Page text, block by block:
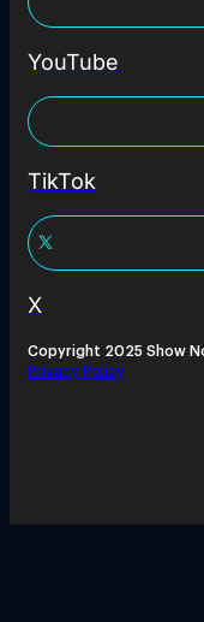
YouTube
TikTok
X
Copyright 2025 Show
Privacy Policy